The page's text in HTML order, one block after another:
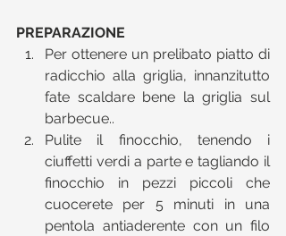
PREPARAZIONE
Per ottenere un prelibato piatto di
radicchio alla griglia, innanzitutto
fate scaldare bene la griglia sul
barbecue..
Pulite il finocchio, tenendo i
ciuffetti verdi a parte e tagliando il
finocchio in pezzi piccoli che
cuocerete per 5 minuti in una
pentola antiaderente con un filo